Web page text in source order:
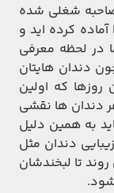
شغلی شده
کرده‌ اید و
در لحظه معرفی
دندان‌ هایتان
روزها که اولین
دندان‌ ها نقشی
به همین دلیل
دندان مثل
تا لبخندشان